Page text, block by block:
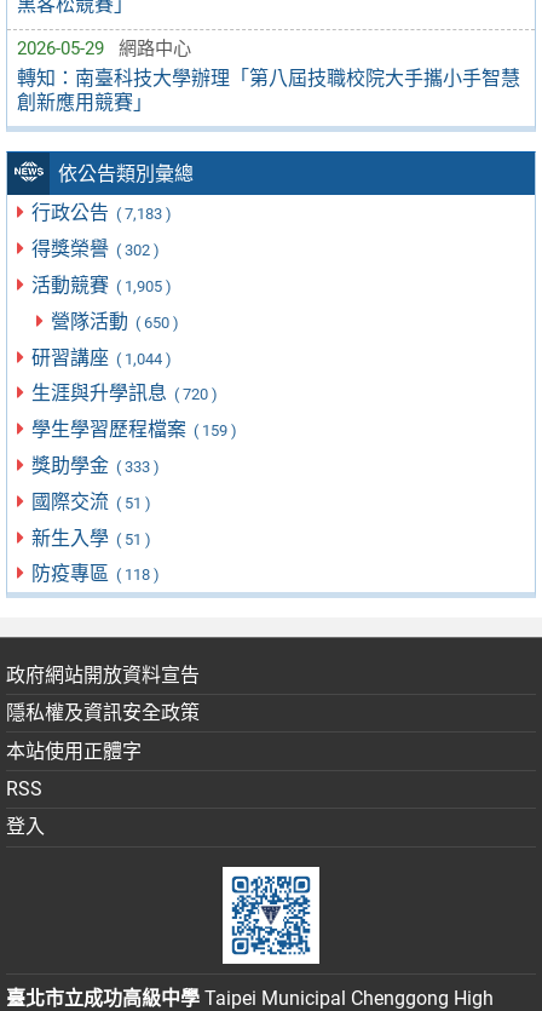
2026-05-29 網路中心
轉知：南臺科技大學辦理「第八屆技職校院大手攜小手智慧
創新應用競賽」
依公告類別彙總
行政公告 ( 7,183 )
得獎榮譽 ( 302 )
活動競賽 ( 1,905 )
營隊活動 ( 650 )
研習講座 ( 1,044 )
生涯與升學訊息 ( 720 )
學生學習歷程檔案 ( 159 )
獎助學金 ( 333 )
國際交流 ( 51 )
新生入學 ( 51 )
防疫專區 ( 118 )
政府網站開放資料宣告
隱私權及資訊安全政策
本站使用正體字
RSS
登入
臺北市立成功高級中學 Taipei Municipal Chenggong High